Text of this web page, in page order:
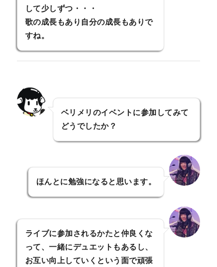
して少しずつ・・・
歌の成長もあり自分の成長もありで
すね。
ベリメリのイベントに参加してみて
どうでしたか？
ほんとに勉強になると思います。
ライブに参加されるかたと仲良くな
って、一緒にデュエットもあるし、
お互い向上していくという面で頑張